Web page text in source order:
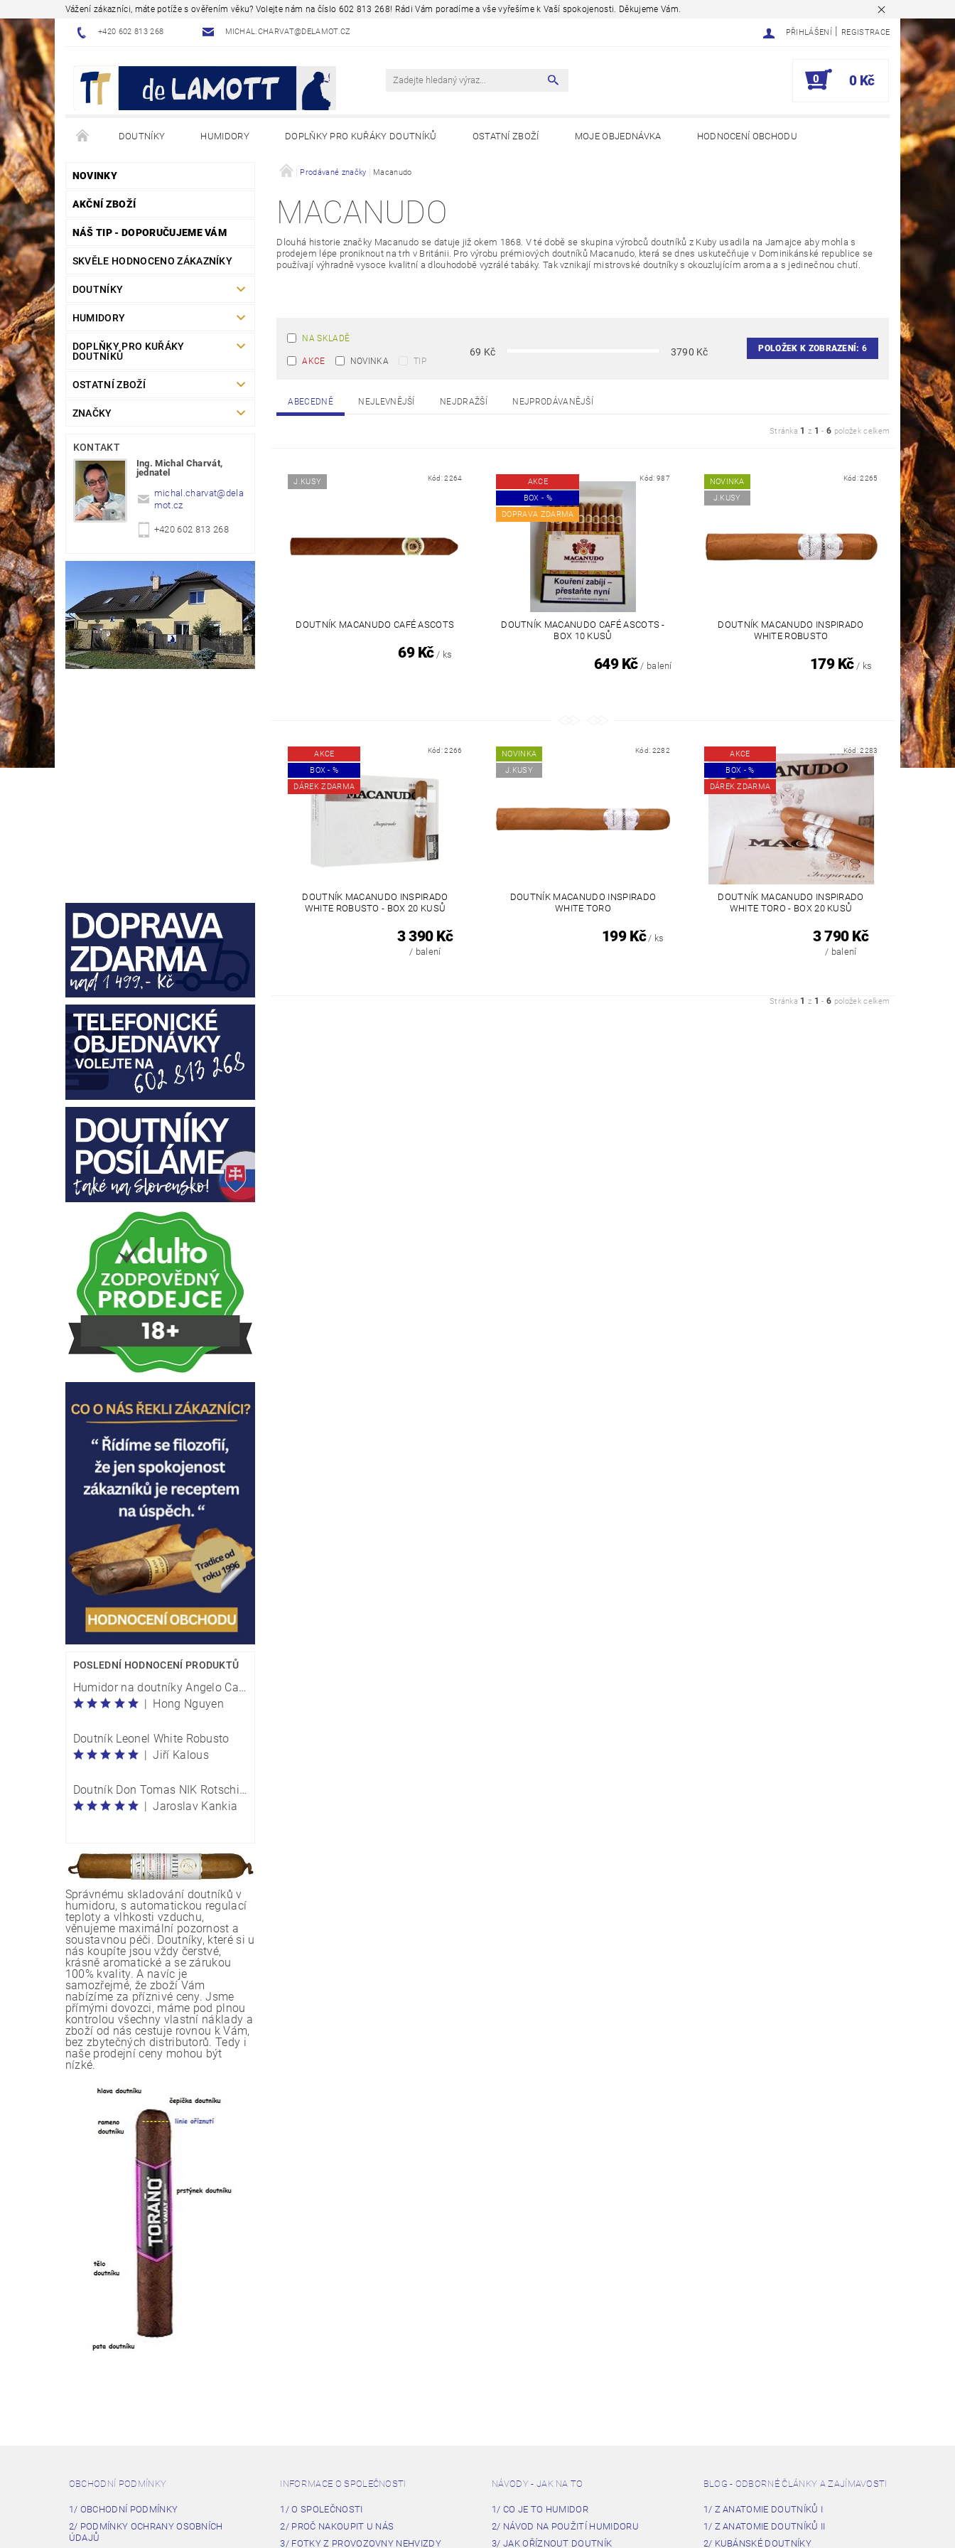
Vážení zákazníci, máte potíže s ověřením věku? Volejte nám na číslo 602 813 268! Rádi Vám poradíme a vše vyřešíme k Vaší spokojenosti. Děkujeme Vám.
+420 602 813 268 MICHAL.CHARVAT@DELAMOT.CZ PŘIHLÁŠENÍ REGISTRACE
0 0 Kč
DOUTNÍKY HUMIDORY DOPLŇKY PRO KUŘÁKY DOUTNÍKŮ OSTATNÍ ZBOŽÍ MOJE OBJEDNÁVKA HODNOCENÍ OBCHODU
NÁVODY - JAK NA TO BLOG - ODBORNÉ ČLÁNKY A ZAJÍMAVOSTI
NOVINKY
AKČNÍ ZBOŽÍ
NÁŠ TIP - DOPORUČUJEME VÁM
SKVĚLE HODNOCENO ZÁKAZNÍKY
DOUTNÍKY
HUMIDORY
DOPLŇKY PRO KUŘÁKY
DOUTNÍKŮ
OSTATNÍ ZBOŽÍ
ZNAČKY
KONTAKT
Ing. Michal Charvát,
jednatel
michal.charvat@dela
mot.cz
+420 602 813 268
POSLEDNÍ HODNOCENÍ PRODUKTŮ
Humidor na doutníky Angelo Carbon Optik M 920054
| Hong Nguyen
Doutník Leonel White Robusto
| Jiří Kalous
Doutník Don Tomas NIK Rotschild - box 10 kusů
| Jaroslav Kankia
Správnému skladování doutníků v
humidoru, s automatickou regulací
teploty a vlhkosti vzduchu,
věnujeme maximální pozornost a
soustavnou péči. Doutníky, které si u
nás koupíte jsou vždy čerstvé,
krásně aromatické a se zárukou
100% kvality. A navíc je
samozřejmé, že zboží Vám
nabízíme za příznivé ceny. Jsme
přímými dovozci, máme pod plnou
kontrolou všechny vlastní náklady a
zboží od nás cestuje rovnou k Vám,
bez zbytečných distributorů. Tedy i
naše prodejní ceny mohou být
nízké.
Prodávané značky Macanudo
MACANUDO
Dlouhá historie značky Macanudo se datuje již okem 1868. V té době se skupina výrobců doutníků z Kuby usadila na Jamajce aby mohla s
prodejem lépe proniknout na trh v Británii. Pro výrobu prémiových doutníků Macanudo, která se dnes uskutečňuje v Dominikánské republice se
používají výhradně vysoce kvalitní a dlouhodobě vyzrálé tabáky. Tak vznikají mistrovské doutníky s okouzlujícím aroma a s jedinečnou chutí.
NA SKLADĚ
AKCE NOVINKA TIP
69 Kč 3790 Kč POLOŽEK K ZOBRAZENÍ:6
ABECEDNĚ NEJLEVNĚJŠÍ NEJDRAŽŠÍ NEJPRODÁVANĚJŠÍ
Stránka 1 z 1 -6 položek celkem
J.KUSY Kód:2264
DOUTNÍK MACANUDO CAFÉ ASCOTS
69 Kč / ks
AKCE
BOX - %
DOPRAVA ZDARMA
Kód:987
DOUTNÍK MACANUDO CAFÉ ASCOTS -
BOX 10 KUSŮ
649 Kč / balení
NOVINKA
J.KUSY
Kód:2265
DOUTNÍK MACANUDO INSPIRADO
WHITE ROBUSTO
179 Kč / ks
AKCE
BOX - %
DÁREK ZDARMA
Kód:2266
DOUTNÍK MACANUDO INSPIRADO
WHITE ROBUSTO - BOX 20 KUSŮ
3 390 Kč
/ balení
NOVINKA
J.KUSY
Kód: 2282
DOUTNÍK MACANUDO INSPIRADO
WHITE TORO
199 Kč / ks
AKCE
BOX - %
DÁREK ZDARMA
Kód:2283
DOUTNÍK MACANUDO INSPIRADO
WHITE TORO - BOX 20 KUSŮ
3 790 Kč
/ balení
Stránka 1 z 1 -6 položek celkem
OBCHODNÍ PODMÍNKY
1/ OBCHODNÍ PODMÍNKY
2/ PODMÍNKY OCHRANY OSOBNÍCH
ÚDAJŮ
INFORMACE O SPOLEČNOSTI
1/ O SPOLEČNOSTI
2/ PROČ NAKOUPIT U NÁS
3/ FOTKY Z PROVOZOVNY NEHVIZDY
NÁVODY - JAK NA TO
1/ CO JE TO HUMIDOR
2/ NÁVOD NA POUŽITÍ HUMIDORU
3/ JAK OŘÍZNOUT DOUTNÍK
BLOG - ODBORNÉ ČLÁNKY A ZAJÍMAVOSTI
1/ Z ANATOMIE DOUTNÍKŮ I
1/ Z ANATOMIE DOUTNÍKŮ II
2/ KUBÁNSKÉ DOUTNÍKY